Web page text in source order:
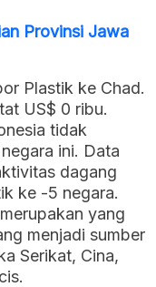
Provinsi Jawa
Plastik ke Chad.
US$ 0 ribu.
tidak
ini. Data
dagang
ke -5 negara.
yang
menjadi sumber
Serikat, Cina,